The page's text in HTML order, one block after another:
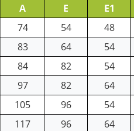
A E E1
74 54 48
83 64 54
84 82 54
97 82 64
105 96 54
117 96 64